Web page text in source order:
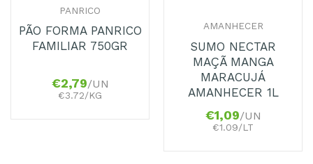
PANRICO
PÃO FORMA PANRICO
FAMILIAR 750GR
€2,79/UN
€3.72/KG
AMANHECER
SUMO NECTAR
MAÇÃ MANGA
MARACUJÁ
AMANHECER 1L
€1,09/UN
€1.09/LT